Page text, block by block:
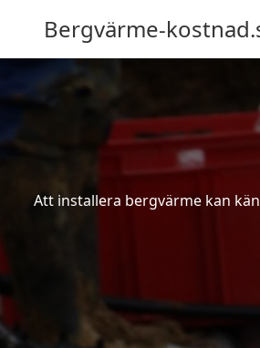
Bergvärme-
Att installera bergvärme kan